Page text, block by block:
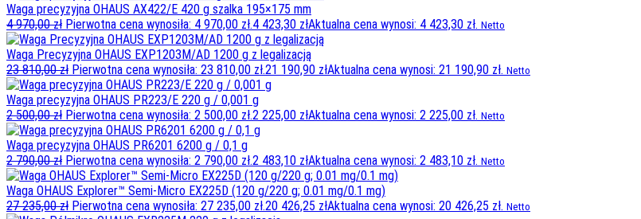
Waga precyzyjna OHAUS AX422/E 420 g szalka 195×175 mm
4 970,00zł Pierwotna cena wynosiła: 4 970,00 zł.4 423,30 złAktualna cena wynosi: 4 423,30 zł. Netto
Waga Precyzyjna OHAUS EXP1203M/AD 1200 g z legalizacją
23 810,00zł Pierwotna cena wynosiła: 23 810,00 zł.21 190,90 złAktualna cena wynosi: 21 190,90 zł. Netto
Waga precyzyjna OHAUS PR223/E 220 g / 0,001 g
2 500,00zł Pierwotna cena wynosiła: 2 500,00 zł.2 225,00 złAktualna cena wynosi: 2 225,00 zł. Netto
Waga precyzyjna OHAUS PR6201 6200 g / 0,1 g
2 790,00zł Pierwotna cena wynosiła: 2 790,00 zł.2 483,10 złAktualna cena wynosi: 2 483,10 zł. Netto
Waga OHAUS Explorer™ Semi-Micro EX225D (120 g/220 g; 0.01 mg/0.1 mg)
27 235,00zł Pierwotna cena wynosiła: 27 235,00 zł.20 426,25 złAktualna cena wynosi: 20 426,25 zł. Netto